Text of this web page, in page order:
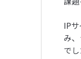
IP
み
で